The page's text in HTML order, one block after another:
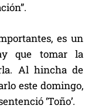
es un
que tomar la
Al hincha de
este domingo,
‘Toño’.